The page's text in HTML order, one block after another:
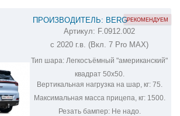
ПРОИЗВОДИТЕЛЬ: BERG
ФАРКОП НА CHERY TIGGO 7 PRO
F.0912.002
Артикул: F.0912.002
с 2020 г.в. (Вкл. 7 Pro MAX)
Тип шара: Легкосъёмный "американский"
квадрат 50х50.
Вертикальная нагрузка на шар, кг:75.
Максимальная масса прицепа, кг:1500.
Резать бампер:Не надо.
РЕКОМЕНДУЕМ